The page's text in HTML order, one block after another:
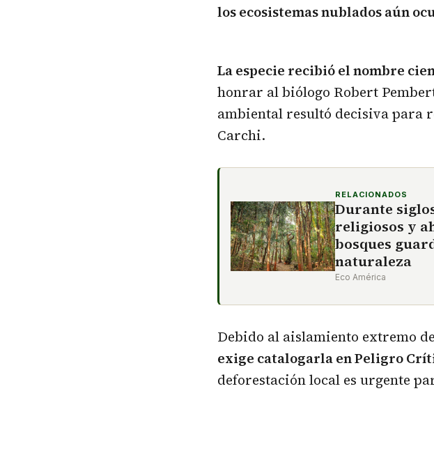
los ecosistemas nublados aún
La especie recibió el nombre
honrar al biólogo Robert
ambiental resultó decisiva para
Carchi.
RELACIONADOS
Durante
religiosos y
bosques
naturaleza
Eco América
Debido al aislamiento extremo
exige catalogarla en Peligro
deforestación local es urgente